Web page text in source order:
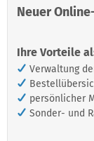
Neuer
Ihre Vorteile
Verwaltung
persönlicher
Sonder- und